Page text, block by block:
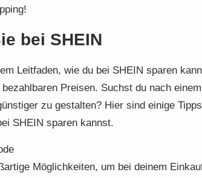
bei SHEIN
Leitfaden, wie du bei SHEIN sparen
Preisen. Suchst du nach
zu gestalten? Hier sind einige
SHEIN sparen kannst.
Möglichkeiten, um bei deinem